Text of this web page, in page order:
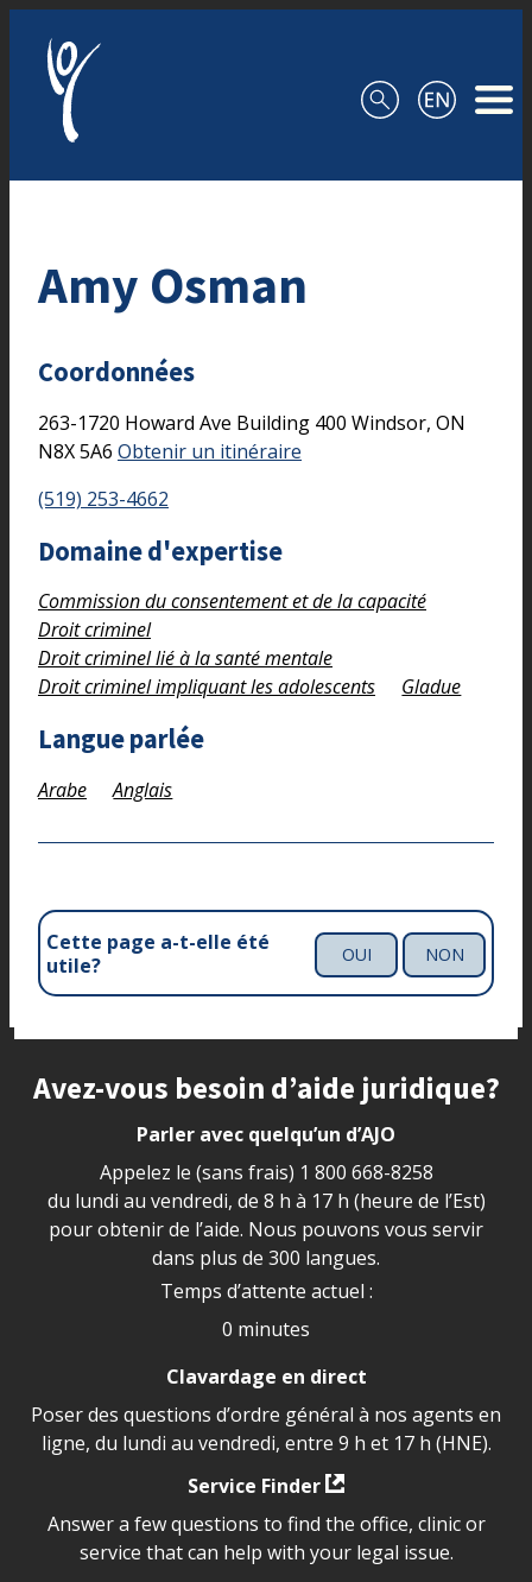
Amy Osman
Coordonnées
263-1720 Howard Ave Building 400 Windsor, ON
N8X 5A6 Obtenir un itinéraire
(519) 253-4662
Domaine d'expertise
Commission du consentement et de la capacité
Droit criminel
Droit criminel lié à la santé mentale
Droit criminel impliquant les adolescents
Gladue
Langue parlée
Arabe Anglais
Cette page a-t-elle été
utile?
OUI NON
Site footer
Avez-vous besoin d’aide juridique?
Parler avec quelqu’un d’AJO
Appelez le (sans frais) 1 800 668-8258
du lundi au vendredi, de 8 h à 17 h (heure de l’Est)
pour obtenir de l’aide. Nous pouvons vous servir
dans plus de 300 langues.
Temps d’attente actuel :
0 minutes
Clavardage en direct
Poser des questions d’ordre général à nos agents en
ligne, du lundi au vendredi, entre 9 h et 17 h (HNE).
Service Finder
Answer a few questions to find the office, clinic or
service that can help with your legal issue.